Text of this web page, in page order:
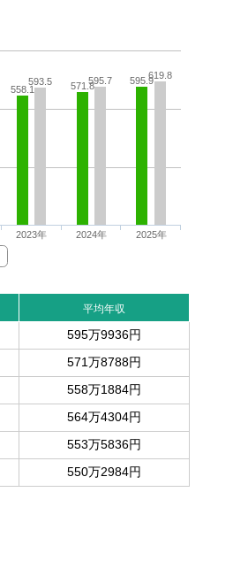
558.1 571.8 595.9
593.5 595.7 619.8
2023年 2024年 2025年
平均年収
595万9936円
571万8788円
558万1884円
564万4304円
553万5836円
550万2984円